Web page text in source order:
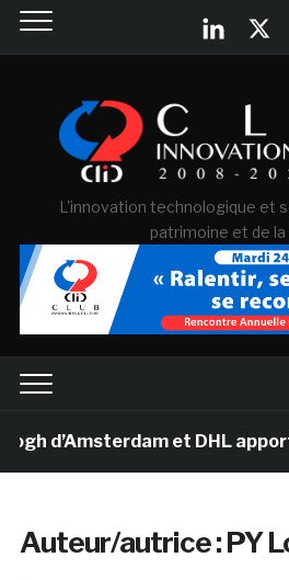
L'innovation technologique et
patrimoine et de
d’Amsterdam et DHL
Auteur/autrice :PY